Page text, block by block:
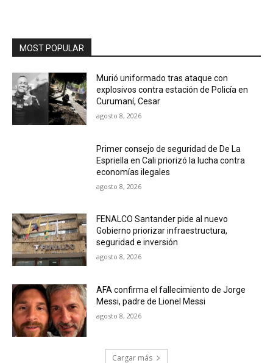
MOST POPULAR
Murió uniformado tras ataque con
explosivos contra estación de Policía en
Curumaní, Cesar
agosto 8, 2026
Primer consejo de seguridad de De La
Espriella en Cali priorizó la lucha contra
economías ilegales
agosto 8, 2026
FENALCO Santander pide al nuevo
Gobierno priorizar infraestructura,
seguridad e inversión
agosto 8, 2026
AFA confirma el fallecimiento de Jorge
Messi, padre de Lionel Messi
agosto 8, 2026
Cargar más